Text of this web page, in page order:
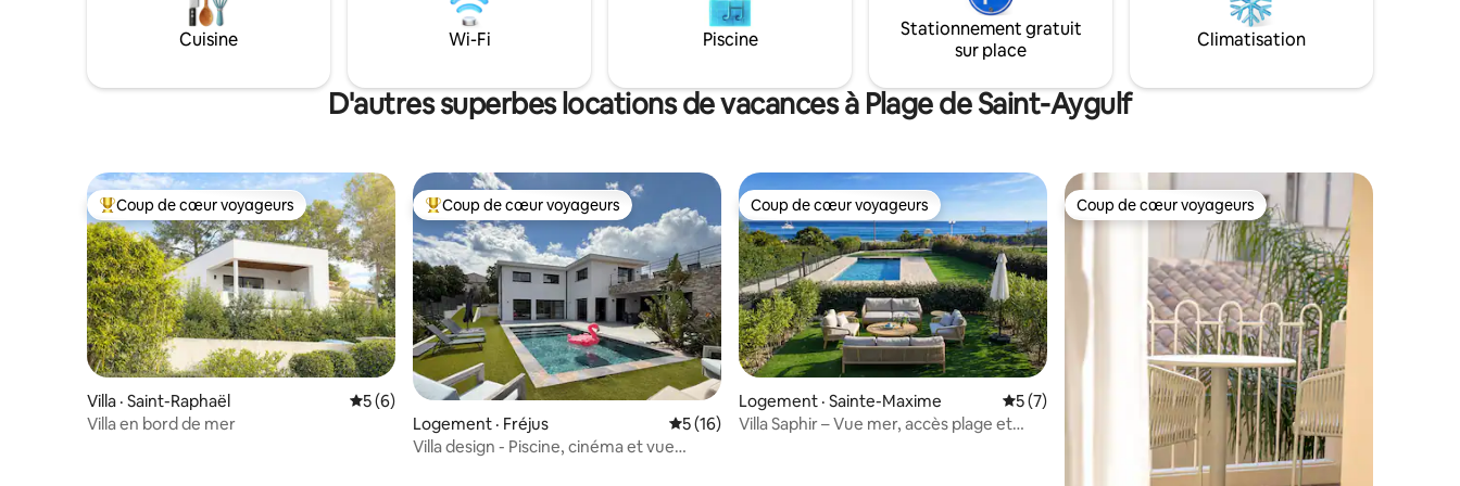
randos .La calanque du Petit Canereit est
a 150m et la plage d'Antheor 300m . Gare
memorable stay Pool is heated on
request : April to October
par le charme authentique d'un paysage
unique.
Cuisine Wi-Fi Piscine
Stationnement gratuit
sur place
Climatisation
D'autres superbes locations de vacances à Plage de Saint-Aygulf
Coup de cœur voyageurs parmi les plus aimés
Coup de cœur voyageurs
Villa · Saint-Raphaël Note moyenne de 5 sur 5, 6 commentaires
5 (6)
Villa en bord de mer
Coup de cœur voyageurs parmi les plus aimés
Coup de cœur voyageurs
Logement · Fréjus Note moyenne de 5 sur 5, 16 commentaires
5 (16)
Villa design - Piscine, cinéma et vue
Coup de cœur voyageurs
Coup de cœur voyageurs
Logement · Sainte-Maxime Note moyenne de 5 sur 5, 7 commentaires
5 (7)
Villa Saphir – Vue mer, accès plage et
Coup de cœur voyageurs
Coup de cœur voyageurs